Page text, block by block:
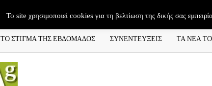
ΤΟ ΣΤΙΓΜΑ ΤΗΣ ΕΒΔΟΜΑΔΟΣ ΣΥΝΕΝΤΕΥΞΕΙΣ ΤΑ ΝΕΑ
To site χρησιμοποιεί cookies για τη βελτίωση της δικής σας